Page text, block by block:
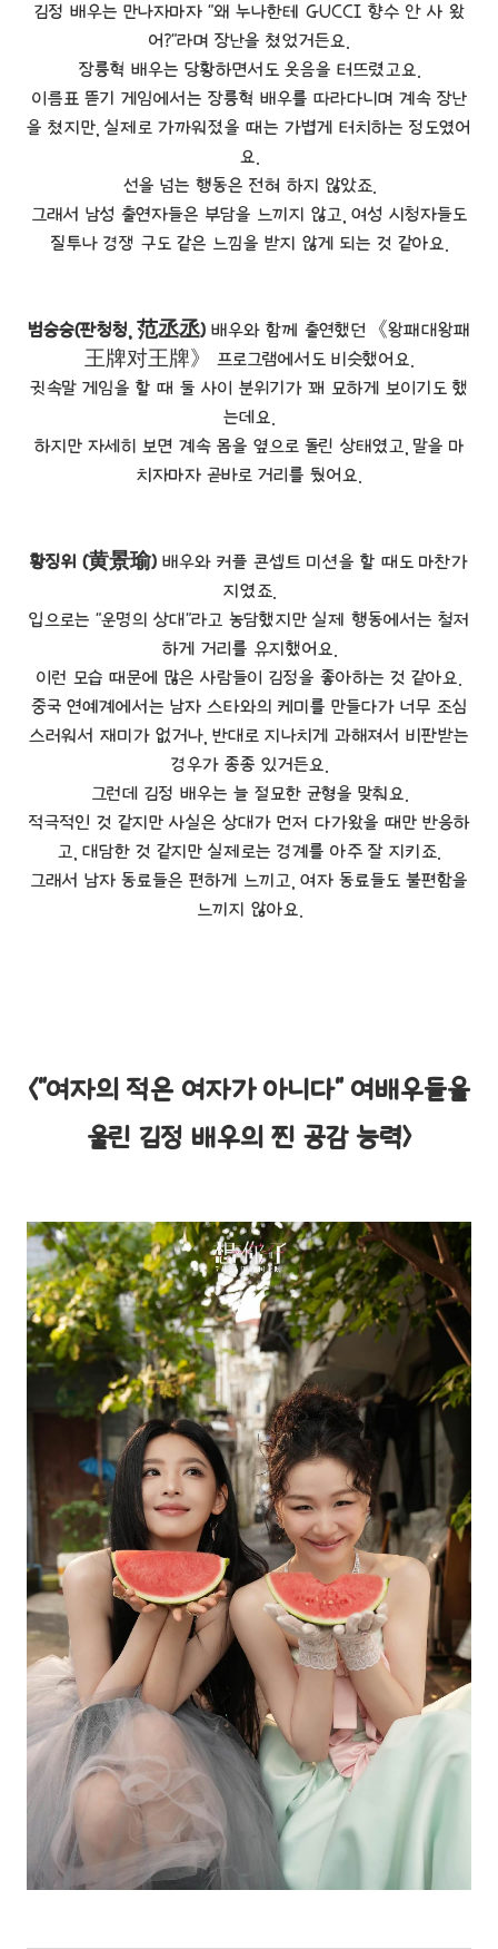
김정 배우는 만나자마자 "왜 누나한테 GUCCI 향수 안 사 왔
어?"라며 장난을 쳤었거든요.
장릉혁 배우는 당황하면서도 웃음을 터뜨렸고요.
이름표 뜯기 게임에서는 장릉혁 배우를 따라다니며 계속 장난
을 쳤지만, 실제로 가까워졌을 때는 가볍게 터치하는 정도였어
요.
선을 넘는 행동은 전혀 하지 않았죠.
그래서 남성 출연자들은 부담을 느끼지 않고, 여성 시청자들도
질투나 경쟁 구도 같은 느낌을 받지 않게 되는 것 같아요.
범승승(판청청, 范丞丞)배우와 함께 출연했던《왕패대왕패
王牌对王牌》 프로그램에서도 비슷했어요.
귓속말 게임을 할 때 둘 사이 분위기가 꽤 묘하게 보이기도 했
는데요.
하지만 자세히 보면 계속 몸을 옆으로 돌린 상태였고, 말을 마
치자마자 곧바로 거리를 뒀어요.
황징위 (黄景瑜) 배우와 커플 콘셉트 미션을 할 때도 마찬가
지였죠.
입으로는 "운명의 상대"라고 농담했지만 실제 행동에서는 철저
하게 거리를 유지했어요.
이런 모습 때문에 많은 사람들이 김정을 좋아하는 것 같아요.
중국 연예계에서는 남자 스타와의 케미를 만들다가 너무 조심
스러워서 재미가 없거나, 반대로 지나치게 과해져서 비판받는
경우가 종종 있거든요.
그런데 김정 배우는 늘 절묘한 균형을 맞춰요.
적극적인 것 같지만 사실은 상대가 먼저 다가왔을 때만 반응하
고, 대담한 것 같지만 실제로는 경계를 아주 잘 지키죠.
그래서 남자 동료들은 편하게 느끼고, 여자 동료들도 불편함을
느끼지 않아요.
<"여자의 적은 여자가 아니다" 여배우들을
울린 김정 배우의 찐 공감 능력>